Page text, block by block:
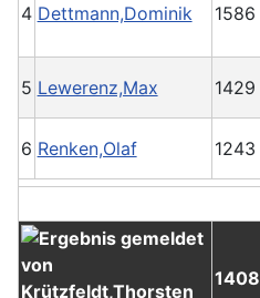
4 Dettmann,Dominik 1586
5 Lewerenz,Max 1429
6 Renken,Olaf 1243
1408